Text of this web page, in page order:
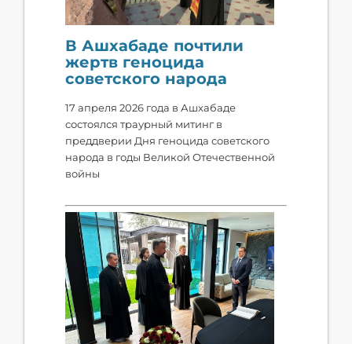
В Ашхабаде почтили
жертв геноцида
советского народа
​17 апреля 2026 года в Ашхабаде
состоялся траурный митинг в
преддверии Дня геноцида советского
народа в годы Великой Отечественной
войны